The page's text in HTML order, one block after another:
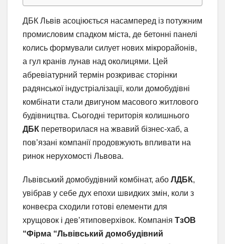
ДБК Львів асоціюється насамперед із потужним
промисловим спадком міста, де бетонні панелі
колись формували силует нових мікрорайонів,
а гул кранів лунав над околицями. Цей
абревіатурний термін розкриває сторінки
радянської індустріалізації, коли домобудівні
комбінати стали двигуном масового житлового
будівництва. Сьогодні територія колишнього
ДБК перетворилася на жвавий бізнес-хаб, а
пов’язані компанії продовжують впливати на
ринок нерухомості Львова.
Львівський домобудівний комбінат, або ЛДБК,
увібрав у себе дух епохи швидких змін, коли з
конвеєра сходили готові елементи для
хрущовок і дев’ятиповерхівок. Компанія ТзОВ
“Фірма “Львівський домобудівний